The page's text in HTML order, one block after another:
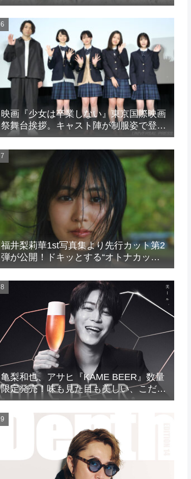
LIVE』
映画『少女は卒業しない』東京国際映画
祭舞台挨拶。キャスト陣が制服姿で登
場！
福井梨莉華1st写真集より先行カット第2
弾が公開！ドキッとする“オトナカッ
ト”が解禁！
亀梨和也、アサヒ『KAME BEER』数量
限定発売！味も見た目も美しい、こだわ
りのビールがついに完成